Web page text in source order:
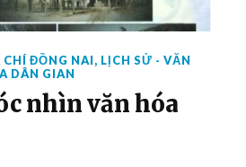
ĐỒNG NAI, LỊCH SỬ - VĂN
DÂN GIAN
nhìn văn hóa